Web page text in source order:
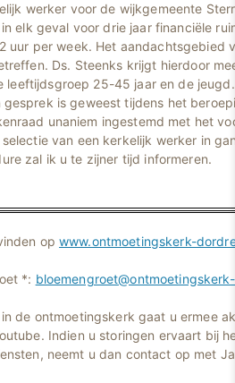
werker voor de wijkgemeente
elk geval voor drie jaar financiële
uur per week. Het aandachtsgebied
Ds. Steenks krijgt hierdoor
25-45 jaar en de
is geweest tijdens het
unaniem ingestemd met het
van een kerkelijk werker in
zal ik u te zijner tijd informeren.
opwww.ontmoetingskerk-
*:
de ontmoetingskerk gaat u ermee
Indien u storingen ervaart bij
neemt u dan contact op met